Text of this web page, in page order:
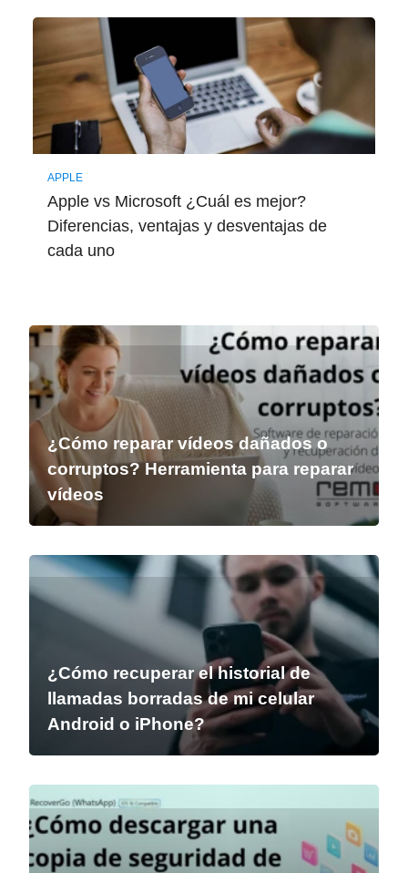
APPLE
Apple vs Microsoft ¿Cuál es mejor?
Diferencias, ventajas y desventajas de
cada uno
¿Cómo reparar vídeos dañados o
corruptos? Herramienta para reparar
vídeos
¿Cómo recuperar el historial de
llamadas borradas de mi celular
Android o iPhone?